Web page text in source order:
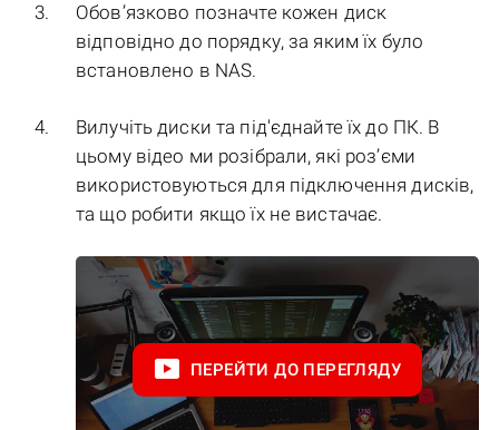
Обов’язково позначте кожен диск
відповідно до порядку, за яким їх було
встановлено в NAS.
Вилучіть диски та під'єднайте їх до ПК. В
цьому відео ми розібрали, які роз’єми
використовуються для підключення дисків,
та що робити якщо їх не вистачає.
ПЕРЕЙТИ ДО ПЕРЕГЛЯДУ